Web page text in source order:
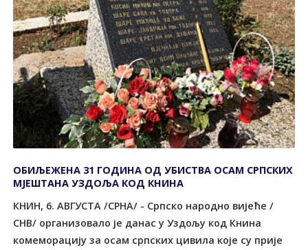
ОБИЉЕЖЕНА 31 ГОДИНА ОД УБИСТВА ОСАМ СРПСКИХ
МЈЕШТАНА УЗДОЉА КОД КНИНА
КНИН, 6. АВГУСТА /СРНА/ - Српско народно вијеће /
СНВ/ организовало је данас у Уздољу код Книна
комеморацију за осам српских цивила које су прије